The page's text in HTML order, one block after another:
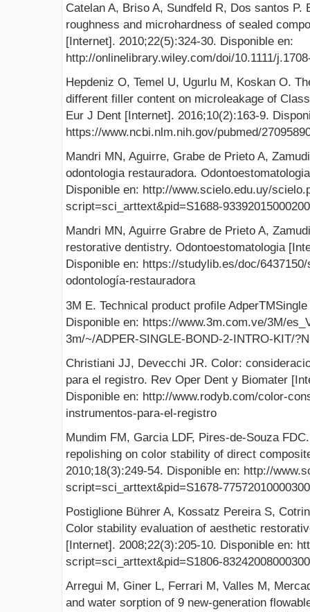
Catelan A, Briso A, Sundfeld R, Dos santos
roughness and microhardness of sealed
[Internet]. 2010;22(5):324-30. Disponible en:
http://onlinelibrary.wiley.com/doi/10.1111/
Hepdeniz O, Temel U, Ugurlu M, Koskan O.
different filler content on microleakage of
Eur J Dent [Internet]. 2016;10(2):163-9.
https://www.ncbi.nlm.nih.gov/pubmed/
Mandri MN, Aguirre, Grabe de Prieto A,
odontologia restauradora.
Disponible en: http://www.scielo.edu.uy/
script=sci_arttext&pid=S1688-
Mandri MN, Aguirre Grabre de Prieto A,
restorative dentistry. Odontoestomatologia
Disponible en: https://studylib.es/doc/
odontología-restauradora
3M E. Technical product profile
Disponible en: https://www.3m.com.ve/3M/
3m/~/ADPER-SINGLE-BOND-2-INTRO-KIT/
Christiani JJ, Devecchi JR. Color:
para el registro. Rev Oper Dent y Biomater
Disponible en: http://www.rodyb.com/color-
instrumentos-para-el-registro
Mundim FM, Garcia LDF, Pires-de-Souza
repolishing on color stability of direct
2010;18(3):249-54. Disponible en: http://
script=sci_arttext&pid=S1678-
Postiglione Bührer A, Kossatz Pereira S,
Color stability evaluation of aesthetic
[Internet]. 2008;22(3):205-10. Disponible en:
script=sci_arttext&pid=S1806-
Arregui M, Giner L, Ferrari M, Valles M,
and water sorption of 9 new-generation